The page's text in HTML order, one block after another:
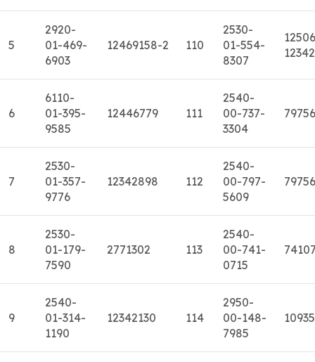
5
2920-
01-469-
6903
12469158-2 110
2530-
01-554-
8307
6
6110-
01-395-
9585
12446779 111
2540-
00-737-
3304
7
2530-
01-357-
9776
12342898 112
2540-
00-797-
5609
8
2530-
01-179-
7590
2771302 113
2540-
00-741-
0715
9
2540-
01-314-
1190
12342130 114
2950-
00-148-
7985